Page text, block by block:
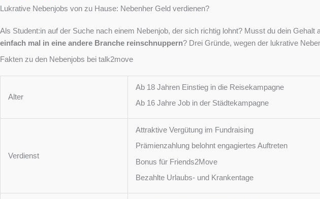
Lukrative Nebenjobs von zu Hause: Nebenher Geld verdienen?
Als Student:in auf der Suche nach einem Nebenjob, der sich richtig lohnt? Musst du dein
einfach mal in eine andere Branche reinschnuppern? Drei Gründe, wegen der lukrative
Fakten zu den Nebenjobs bei talk2move
Alter
Ab 18 Jahren Einstieg in die Reisekampagne
Ab 16 Jahre Job in der Städtekampagne
Verdienst
Attraktive Vergütung im Fundraising
Prämienzahlung belohnt engagiertes Auftreten
Bonus für Friends2Move
Bezahlte Urlaubs- und Krankentage